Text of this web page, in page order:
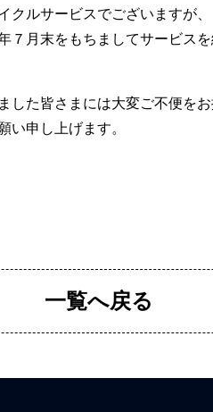
クルサービスでございますが、
７月末をもちましてサービス
した皆さまには大変ご不便を
い申し上げます。
一覧へ戻る